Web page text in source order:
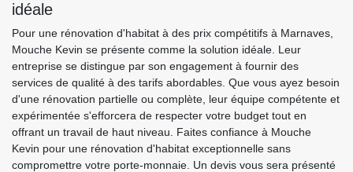
idéale
Pour une rénovation d'habitat à des prix compétitifs à Marnaves,
Mouche Kevin se présente comme la solution idéale. Leur
entreprise se distingue par son engagement à fournir des
services de qualité à des tarifs abordables. Que vous ayez besoin
d'une rénovation partielle ou complète, leur équipe compétente et
expérimentée s'efforcera de respecter votre budget tout en
offrant un travail de haut niveau. Faites confiance à Mouche
Kevin pour une rénovation d'habitat exceptionnelle sans
compromettre votre porte-monnaie. Un devis vous sera présenté